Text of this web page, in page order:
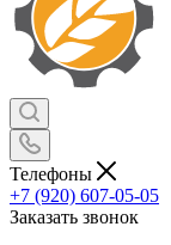
Телефоны
+7 (920) 607-05-05
Заказать звонок